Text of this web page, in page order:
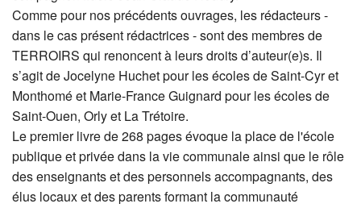
Comme pour nos précédents ouvrages, les rédacteurs -
dans le cas présent rédactrices - sont des membres de
TERROIRS qui renoncent à leurs droits d’auteur(e)s. Il
s’agit de Jocelyne Huchet pour les écoles de Saint-Cyr et
Monthomé et Marie-France Guignard pour les écoles de
Saint-Ouen, Orly et La Trétoire.
Le premier livre de 268 pages évoque la place de l'école
publique et privée dans la vie communale ainsi que le rôle
des enseignants et des personnels accompagnants, des
élus locaux et des parents formant la communauté